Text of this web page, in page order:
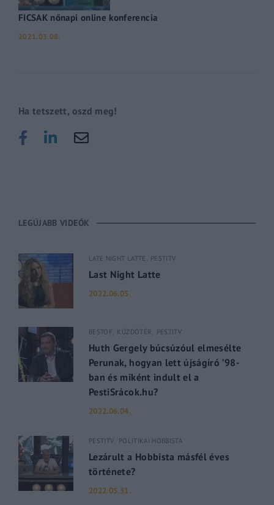
FICSAK nőnapi online konferencia
2021.03.08.
Ha tetszett, oszd meg!
LEGÚJABB VIDEÓK
LATE NIGHT LATTE PESTITV
Last Night Latte
2022.06.05.
BESTOF KÜZDŐTÉR PESTITV
Huth Gergely búcsúzóul elmesélte
Perunak, hogyan lett újságíró ’98-
ban és miként indult el a
PestiSrácok.hu?
2022.06.04.
PESTITV POLITIKAI HOBBISTA
Lezárult a Hobbista másfél éves
története?
2022.05.31.